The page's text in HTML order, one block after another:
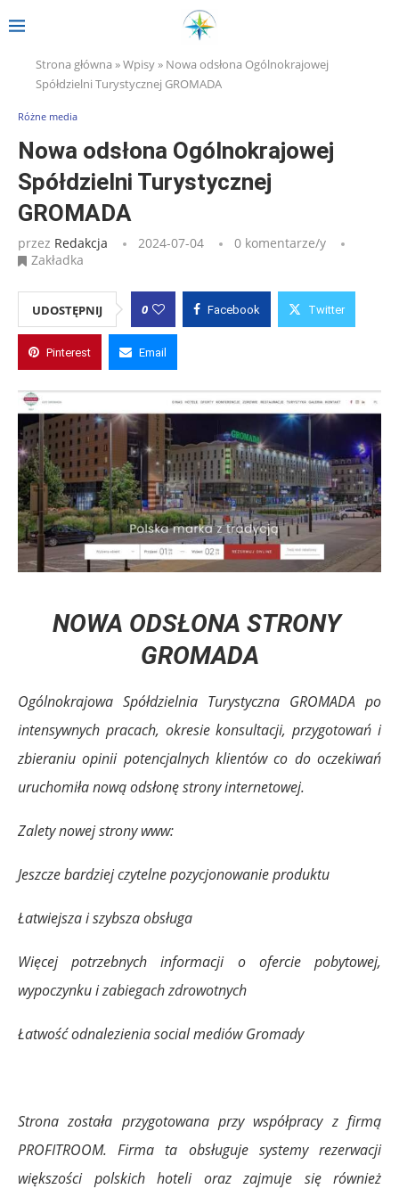
Strona główna »Wpisy» Nowa odsłona Ogólnokrajowej
Spółdzielni Turystycznej GROMADA
Różne media
Nowa odsłona Ogólnokrajowej
Spółdzielni Turystycznej
GROMADA
przez Redakcja 2024-07-04
0 komentarze/y
Zakładka
UDOSTĘPNIJ 0 Facebook Twitter
Pinterest Email
NOWA ODSŁONA STRONY
GROMADA
Ogólnokrajowa Spółdzielnia Turystyczna GROMADA po
intensywnych pracach, okresie konsultacji, przygotowań i
zbieraniu opinii potencjalnych klientów co do oczekiwań
uruchomiła nową odsłonę strony internetowej.
Zalety nowej strony www:
Jeszcze bardziej czytelne pozycjonowanie produktu
Łatwiejsza i szybsza obsługa
Więcej potrzebnych informacji o ofercie pobytowej,
wypoczynku i zabiegach zdrowotnych
Łatwość odnalezienia social mediów Gromady
Strona została przygotowana przy współpracy z firmą
PROFITROOM. Firma ta obsługuje systemy rezerwacji
większości polskich hoteli oraz zajmuje się również